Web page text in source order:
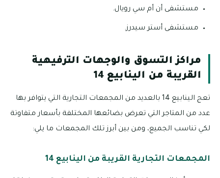
مستشفى أن أم سي رويال.
مستشفى أستر سيدرز.
مراكز التسوق والوجهات الترفيهية
القريبة من الينابيع 14
تعج الينابيع 14 بالعديد من المجمعات التجارية التي يتوافر بها
عدد من المتاجر التي تعرض بضائعها المختلفة بأسعار متفاوتة
لكي تناسب الجميع، ومن بين أبرز تلك المجمعات ما يلي:
المجمعات التجارية القريبة من الينابيع 14